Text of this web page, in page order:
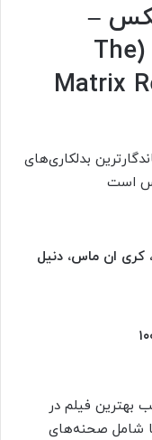
–
تعقیب با موتورسیکلت (The
Matrix
کری ان ماس، دنیل
بهترین فیلم در
شامل صحنه‌های